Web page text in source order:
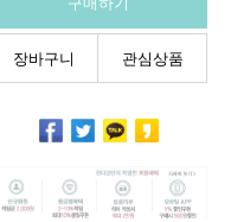
장바구니 관심상품